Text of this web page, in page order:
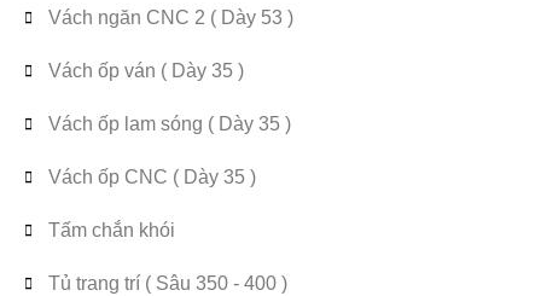
Vách ngăn CNC 2 ( Dày 53 )
Vách ốp ván ( Dày 35 )
Vách ốp lam sóng ( Dày 35 )
Vách ốp CNC ( Dày 35 )
Tấm chắn khói
Tủ trang trí ( Sâu 350 - 400 )